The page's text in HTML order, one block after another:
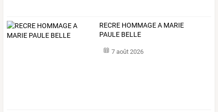
RECRE HOMMAGE A MARIE
PAULE BELLE
7 août 2026